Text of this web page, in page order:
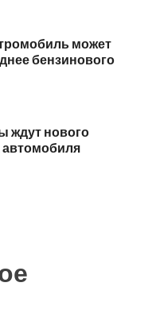
может
бензинового
ждут нового
автомобиля